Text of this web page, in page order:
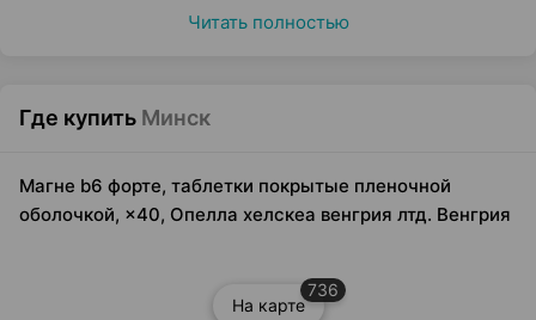
Читать полностью
Где купить Минск
Магне b6 форте, таблетки покрытые пленочной
оболочкой, ×40, Опелла хелскеа венгрия лтд. Венгрия
На карте
736